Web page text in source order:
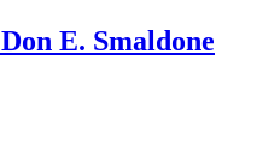
Don E. Smaldone